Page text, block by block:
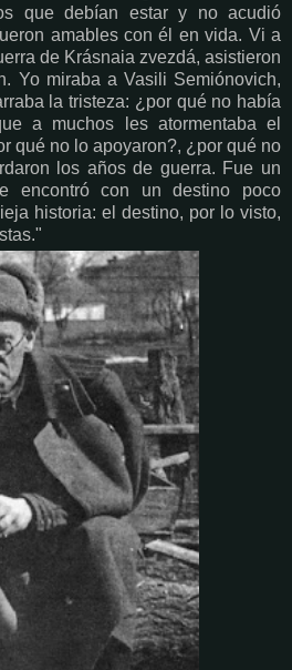
que debían estar y no acudió
amables con él en vida. Vi a
de Krásnaia zvezdá, asistieron
Yo miraba a Vasili Semiónovich,
la tristeza: ¿por qué no había
a muchos les atormentaba el
qué no lo apoyaron?, ¿por qué no
los años de guerra. Fue un
encontró con un destino poco
historia: el destino, por lo visto,